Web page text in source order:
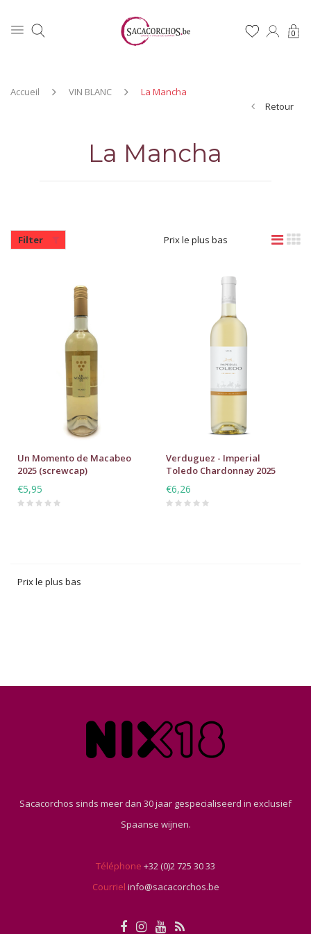
0
Accueil VIN BLANC
La Mancha
Retour
La Mancha
Filter Prix le plus bas
Un Momento de Macabeo
2025 (screwcap)
€5,95
Verduguez - Imperial
Toledo Chardonnay 2025
€6,26
Prix le plus bas
Sacacorchos sinds meer dan 30 jaar gespecialiseerd in exclusief
Spaanse wijnen.
Téléphone +32 (0)2 725 30 33
Courriel info@sacacorchos.be